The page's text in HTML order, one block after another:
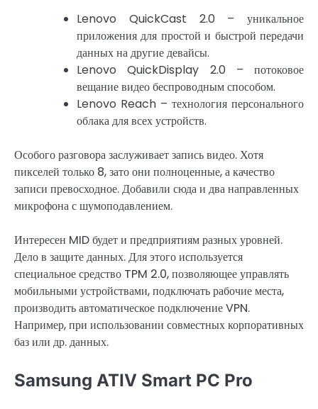
Lenovo QuickCast 2.0 – уникальное
приложения для простой и быстрой передачи
данных на другие девайсы.
Lenovo QuickDisplay 2.0 – потоковое
вещание видео беспроводным способом.
Lenovo Reach – технология персонального
облака для всех устройств.
Особого разговора заслуживает запись видео. Хотя
пикселей только 8, зато они полноценные, а качество
записи превосходное. Добавили сюда и два направленных
микрофона с шумоподавлением.
Интересен MID будет и предприятиям разных уровней.
Дело в защите данных. Для этого используется
специальное средство TPM 2.0, позволяющее управлять
мобильными устройствами, подключать рабочие места,
производить автоматическое подключение VPN.
Например, при использовании совместных корпоративных
баз или др. данных.
Samsung ATIV Smart PC Pro